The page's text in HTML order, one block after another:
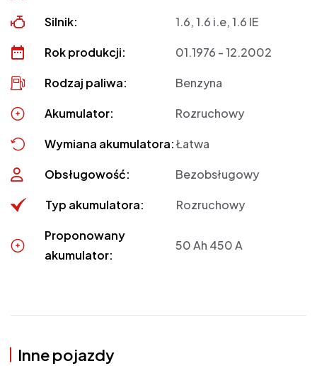
Silnik: 1.6, 1.6 i.e, 1.6 IE
Rok produkcji: 01.1976 - 12.2002
Rodzaj paliwa: Benzyna
Akumulator: Rozruchowy
Wymiana akumulatora:Łatwa
Obsługowość: Bezobsługowy
Typ akumulatora: Rozruchowy
Proponowany
akumulator:
50 Ah 450 A
Inne pojazdy